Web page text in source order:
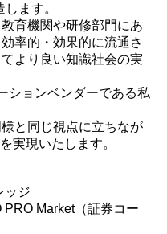
ます。
育機関や研修部門にあ
率的・効果的に流通さ
より良い知識社会の実
ションベンダーである私
と同じ視点に立ちなが
実現いたします。
ッジ
Market（証券コー